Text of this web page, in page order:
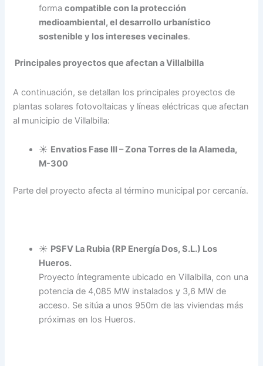
formacompatible con la protección
medioambiental, el desarrollo urbanístico
sostenible y los intereses vecinales.
Principales proyectos que afectan a Villalbilla
A continuación, se detallan los principales proyectos de
plantas solares fotovoltaicas y líneas eléctricas que afectan
al municipio de Villalbilla:
☀️ Envatios Fase III – Zona Torres de la Alameda,
M-300
Parte del proyecto afecta al término municipal por cercanía.
☀️ PSFV La Rubia (RP Energía Dos, S.L.) Los
Hueros.
Proyecto íntegramente ubicado en Villalbilla, con una
potencia de 4,085 MW instalados y 3,6 MW de
acceso. Se sitúa a unos 950m de las viviendas más
próximas en los Hueros.